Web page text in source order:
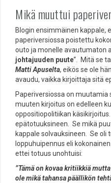
Mikä muuttui
Blogin ensimmäinen kappale,
paperiversiossa poistettu
outo ja monelle avautumaton
johtajuuden puute”. Mitä se
Matti Apuselta, eikös se ole
avaudu, vaikka kirjoittaja sitä
Paperiversiossa on
muuten kirjoitus on edelleen
oppositiopolitiikan
epätotuuksineen. Se mikä
kappale solvauksineen. Se oli
loppuhuipennus eli
ettei totuus unohtuisi:
”Tämä on kovaa kritiikkiä
ole mikä tahansa päällikön